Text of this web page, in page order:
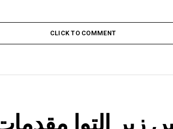
CLICK TO COMMENT